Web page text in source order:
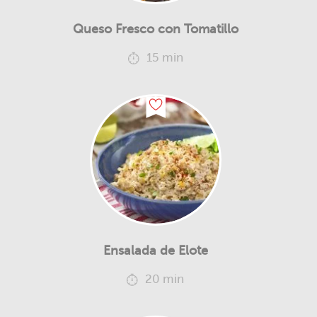
Queso Fresco con Tomatillo
15 min
Ensalada de Elote
20 min